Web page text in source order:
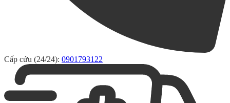
Cấp cứu (24/24): 0901793122